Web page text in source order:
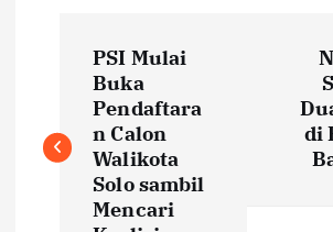
s
PSI Mulai
Buka
Pendaftara
n Calon
Walikota
Solo sambil
Mencari
di